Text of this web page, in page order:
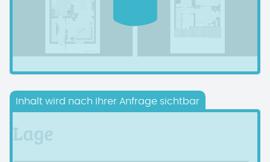
Inhalt wird nach Ihrer Anfrage sichtbar
Lage